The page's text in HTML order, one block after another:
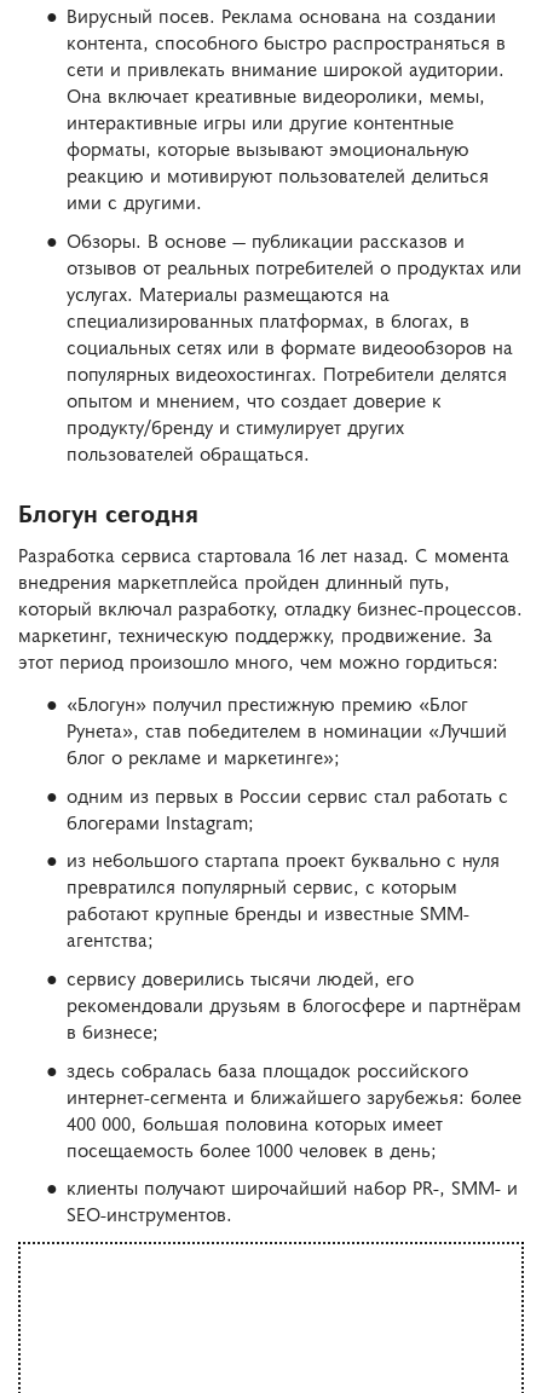
Вирусный посев. Реклама основана на создании
контента, способного быстро распространяться в
сети и привлекать внимание широкой аудитории.
Она включает креативные видеоролики, мемы,
интерактивные игры или другие контентные
форматы, которые вызывают эмоциональную
реакцию и мотивируют пользователей делиться
ими с другими.
Обзоры. В основе — публикации рассказов и
отзывов от реальных потребителей о продуктах или
услугах. Материалы размещаются на
специализированных платформах, в блогах, в
социальных сетях или в формате видеообзоров на
популярных видеохостингах. Потребители делятся
опытом и мнением, что создает доверие к
продукту/бренду и стимулирует других
пользователей обращаться.
Блогун сегодня
Разработка сервиса стартовала 16 лет назад. С момента
внедрения маркетплейса пройден длинный путь,
который включал разработку, отладку бизнес-процессов.
маркетинг, техническую поддержку, продвижение. За
этот период произошло много, чем можно гордиться:
«Блогун» получил престижную премию «Блог
Рунета», став победителем в номинации «Лучший
блог о рекламе и маркетинге»;
одним из первых в России сервис стал работать с
блогерами Instagram;
из небольшого стартапа проект буквально с нуля
превратился популярный сервис, с которым
работают крупные бренды и известные SMM-
агентства;
сервису доверились тысячи людей, его
рекомендовали друзьям в блогосфере и партнёрам
в бизнесе;
здесь собралась база площадок российского
интернет-сегмента и ближайшего зарубежья: более
400 000, большая половина которых имеет
посещаемость более 1000 человек в день;
клиенты получают широчайший набор PR-, SMM- и
SEO-инструментов.